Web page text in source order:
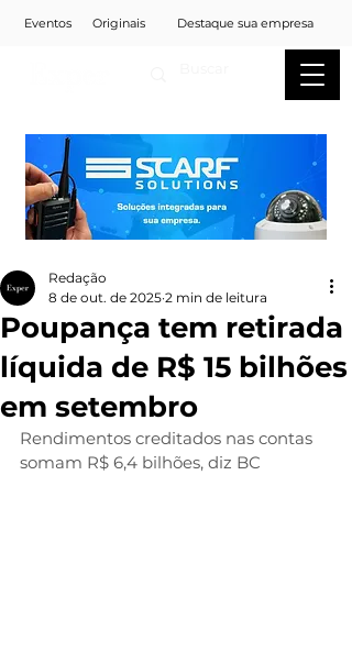
Eventos Originais Destaque sua empresa
Poupança tem retirada
líquida de R$ 15 bilhões
em setembro
Redação
8 de out. de 2025 2 min de leitura
Rendimentos creditados nas contas
somam R$ 6,4 bilhões, diz BC